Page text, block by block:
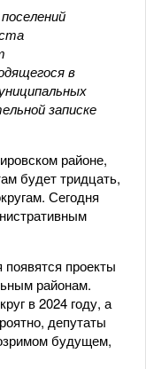
в
записке
районе,
будет тридцать,
Сегодня
проекты
районам.
в 2024 году, а
депутаты
будущем,